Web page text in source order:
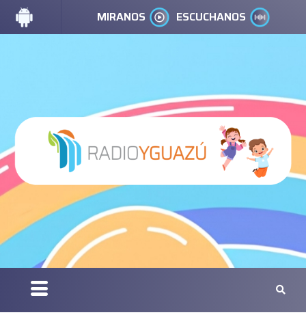
MIRANOS ESCUCHANOS